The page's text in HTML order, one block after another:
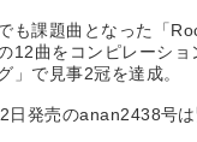
も課題曲となった「
12曲をコンピレーシ
」で見事2冠を達成。
日発売のanan2438号